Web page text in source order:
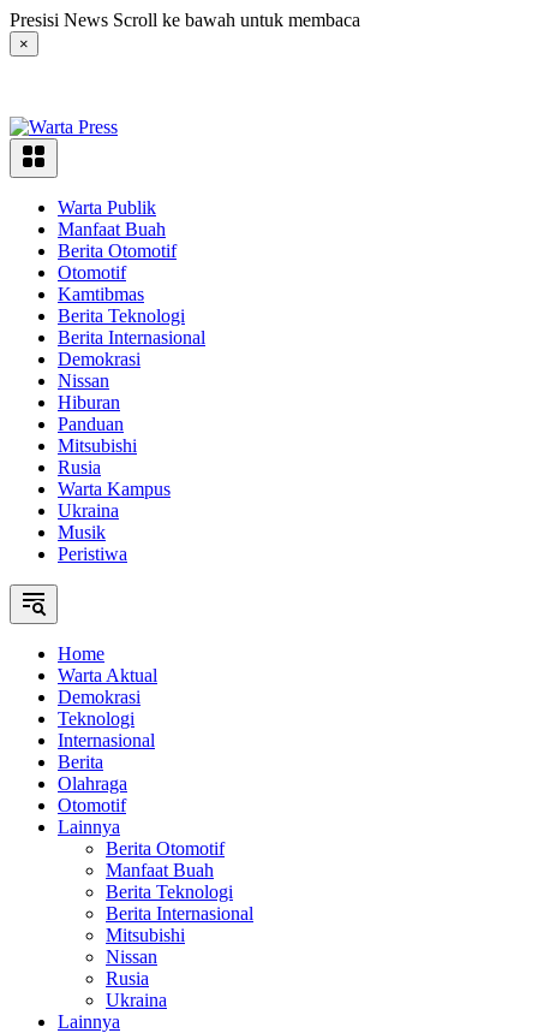
Langsung
ke
konten
Presisi News Scroll ke bawah untuk membaca
×
Warta Publik
Manfaat Buah
Berita Otomotif
Otomotif
Kamtibmas
Berita Teknologi
Berita Internasional
Demokrasi
Nissan
Hiburan
Panduan
Mitsubishi
Rusia
Warta Kampus
Ukraina
Musik
Peristiwa
Home
Warta Aktual
Demokrasi
Teknologi
Internasional
Berita
Olahraga
Otomotif
Lainnya
Berita Otomotif
Manfaat Buah
Berita Teknologi
Berita Internasional
Mitsubishi
Nissan
Rusia
Ukraina
Lainnya